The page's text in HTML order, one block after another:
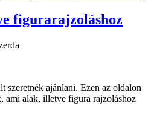
figurarajzoláshoz
szeretnék ajánlani. Ezen az oldalon
ami alak, illetve figura rajzoláshoz